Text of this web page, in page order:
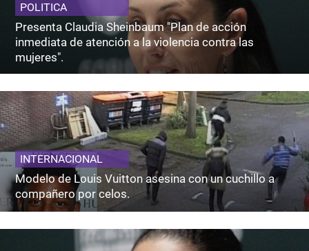
POLITICA
Presenta Claudia Sheinbaum "Plan de acción
inmediata de atención a la violencia contra las
mujeres".
INTERNACIONAL
Modelo de Louis Vuitton asesina con un cuchillo a
compañero por celos.